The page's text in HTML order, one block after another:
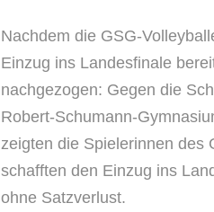
Nachdem die GSG-
Einzug ins Landesfinale
nachgezogen: Gegen die
Robert-Schumann-
zeigten die Spielerinnen des
schafften den Einzug ins
ohne Satzverlust.